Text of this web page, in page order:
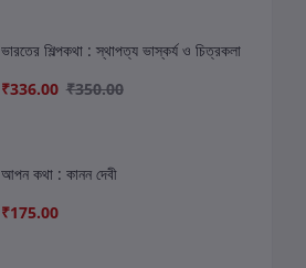
ভারতের শিল্পকথা : স্থাপত্য ভাস্কর্য ও চিত্রকলা
₹336.00 ₹350.00
আপন কথা : কানন দেবী
₹175.00